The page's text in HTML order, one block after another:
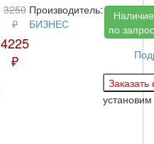
3250
₽
4225
₽
Производитель:
БИЗНЕС
Наличие
по
установим